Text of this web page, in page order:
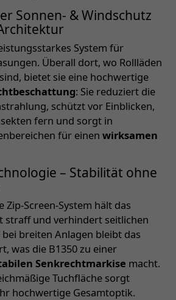
Sonnen- & Windschutz
System für
Überall dort, wo Rollläden
bietet sie eine hochwertige
: Sie reduziert die
schützt vor Einblicken,
fern und sorgt in
für einen wirksamen
– Stabilität ohne
Zip-Screen-System hält das
straff und verhindert seitlichen
breiten Anlagen bleibt das
was die B1350 zu einer
Senkrechtmarkise macht.
Tuchfläche sorgt
hochwertige Gesamtoptik.